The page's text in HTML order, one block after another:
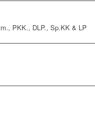
PKK., DLP., Sp.KK & LP